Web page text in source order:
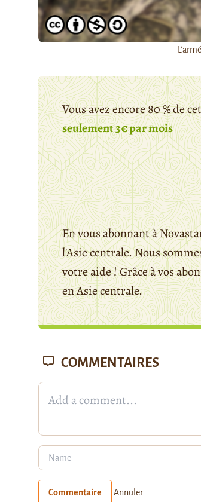
Vous avez encore 80 % de
seulement 3€ par mois
En vous abonnant à
l'Asie centrale. Nous
votre aide ! Grâce à vos
en Asie centrale.
COMMENTAIRES
Commentaire Annuler